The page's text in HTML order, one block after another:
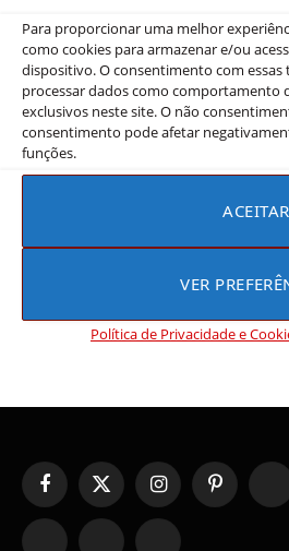
Para proporcionar uma melhor
como cookies para armazenar e/ou
dispositivo. O consentimento com
processar dados como comportamento
exclusivos neste site. O não
consentimento pode afetar
funções.
ACEITAR
VER
Política de Privacidade e
DICAS
Os doramas de
coreanos que a crítica
público ainda não
Rebeca Rios 23 de junho de 2026
Existem doramas de comédia
conquistaram a crítica
sombra dos grandes sucessos
FacebookX
(Twitter)
InstagramPinterest